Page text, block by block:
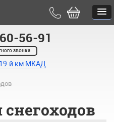
56-91
звонка
й км МКАД